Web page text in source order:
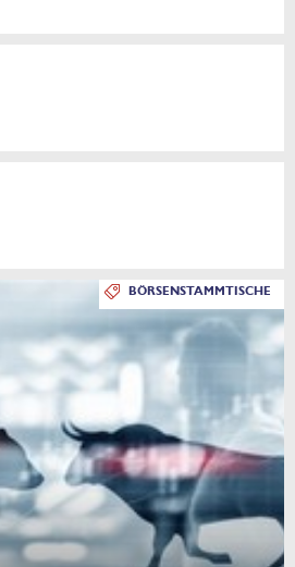
BÖRSENSTAMMTISCHE